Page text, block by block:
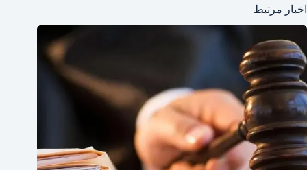
اخبار مرتبط